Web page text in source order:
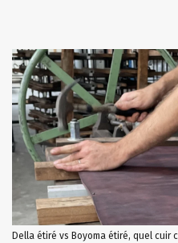
Della étiré vs Boyoma étiré, quel cuir